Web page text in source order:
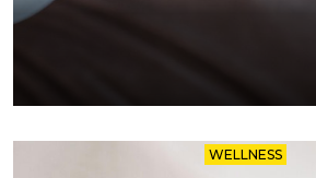
WELLNESS